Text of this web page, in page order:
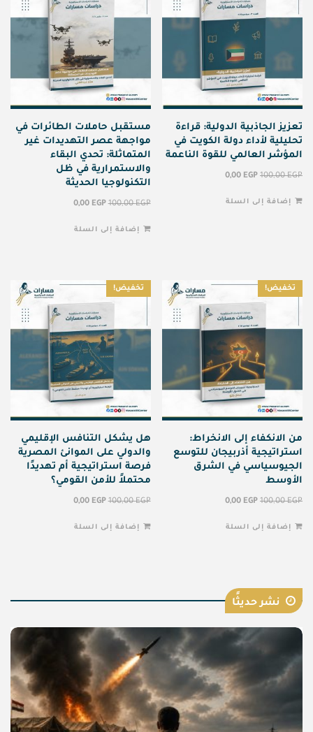
تعزيز الجاذبية الدولية: قراءة
تحليلية لأداء دولة الكويت في
المؤشر العالمي للقوة الناعمة
100,00EGP
0,00 EGP
إضافة إلى السلة
مستقبل حاملات الطائرات في
مواجهة عصر التهديدات غير
المتماثلة: تحدي البقاء
والاستمرارية في ظل
التكنولوجيا الحديثة
100,00EGP
0,00 EGP
إضافة إلى السلة
تخفيض!
من الانكفاء إلى الانخراط:
استراتيجية أذربيجان للتوسع
الجيوسياسي في الشرق
الأوسط
100,00EGP
0,00 EGP
إضافة إلى السلة
تخفيض!
هل يشكل التنافس الإقليمي
والدولي على الموانئ المصرية
فرصة استراتيجية أم تهديدًا
محتملاً للأمن القومي؟
100,00EGP
0,00 EGP
إضافة إلى السلة
نشر حديثًا